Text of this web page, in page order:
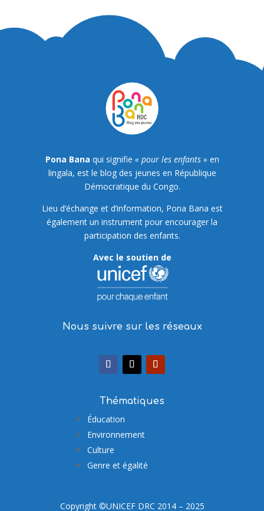
Pona Bana qui signifie « pour les enfants » en
lingala, est le blog des jeunes en République
Démocratique du Congo.
Lieu d’échange et d’information, Pona Bana est
également un instrument pour encourager la
participation des enfants.
Avec le soutien de
Nous suivre sur les réseaux
Thématiques
Éducation
Environnement
Culture
Genre et égalité
Copyright ©UNICEF DRC 2014 – 2025